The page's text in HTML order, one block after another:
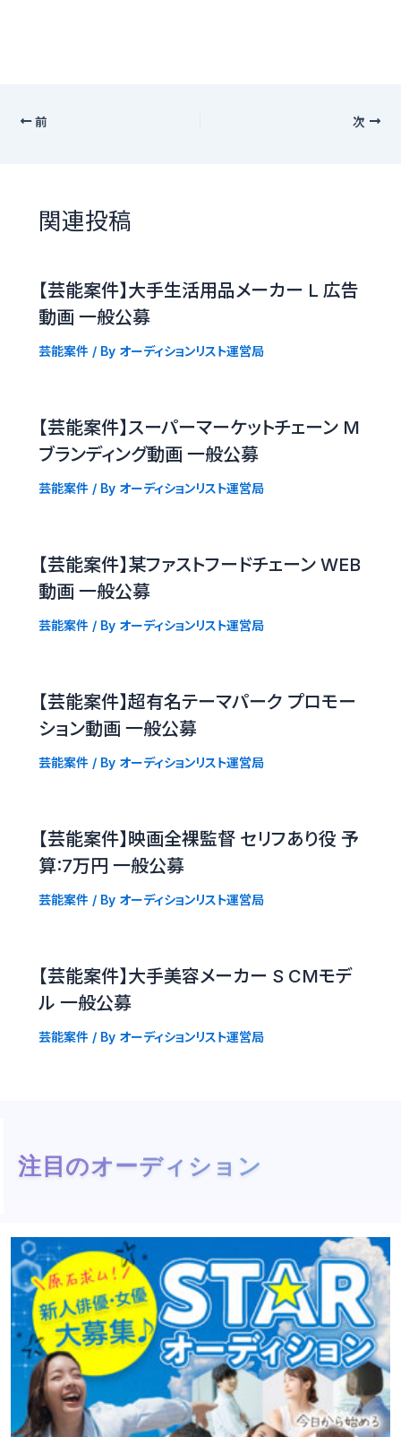
前 次
関連投稿
【芸能案件】大手生活用品メーカー L 広告
動画 一般公募
芸能案件/ By オーディションリスト運営局
【芸能案件】スーパーマーケットチェーン M
ブランディング動画 一般公募
芸能案件/ By オーディションリスト運営局
【芸能案件】某ファストフードチェーン WEB
動画 一般公募
芸能案件/ By オーディションリスト運営局
【芸能案件】超有名テーマパーク プロモー
ション動画 一般公募
芸能案件/ By オーディションリスト運営局
【芸能案件】映画全裸監督 セリフあり役 予
算:7万円 一般公募
芸能案件/ By オーディションリスト運営局
【芸能案件】大手美容メーカー S CMモデ
ル 一般公募
芸能案件/ By オーディションリスト運営局
注目のオーディション